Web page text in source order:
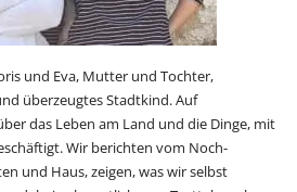
und Eva, Mutter und Tochter,
überzeugtes Stadtkind. Auf
das Leben am Land und die Dinge, mit
Wir berichten vom Noch-
und Haus, zeigen, was wir selbst